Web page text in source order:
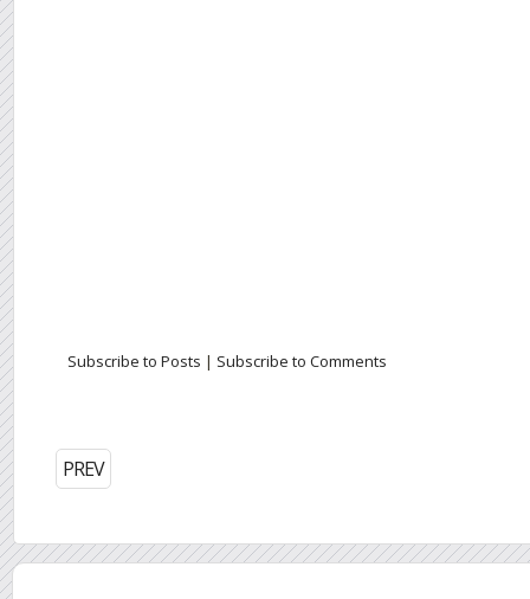
Subscribe to Posts | Subscribe to Comments
PREV